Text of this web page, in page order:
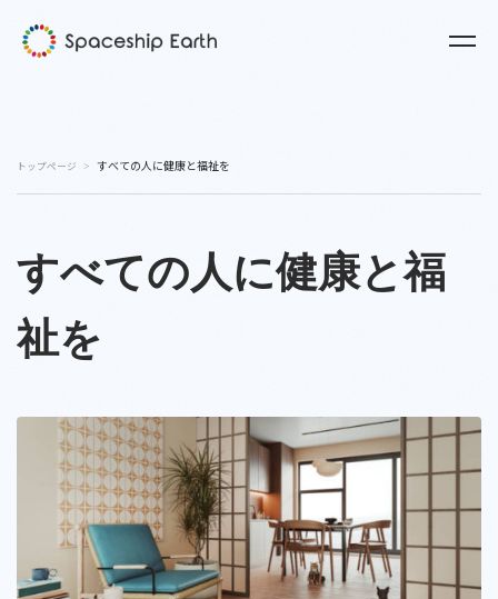
トップページ すべての人に健康と福祉を
すべての人に健康と福
祉を